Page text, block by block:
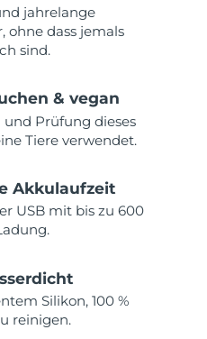
jahrelange
ohne dass jemals
sind.
& vegan
Prüfung dieses
Tiere verwendet.
Akkulaufzeit
USB mit bis zu 600
Silikon, 100 %
reinigen.